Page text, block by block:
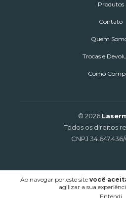
Ao navegar por este site você
agilizar a sua
Entendi
Produtos
Contato
Quem
Trocas e
Como
© 2026
Todos os direitos
CNPJ